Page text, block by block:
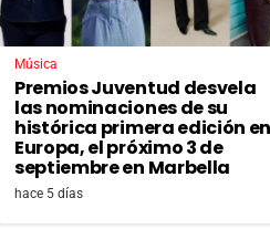
Música
Premios Juventud desvela
las nominaciones de su
histórica primera edición en
Europa, el próximo 3 de
septiembre en Marbella
hace 5 días